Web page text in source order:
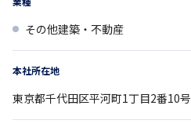
その他建築・不動産
本社所在地
東京都千代田区平河町1丁目2番10号